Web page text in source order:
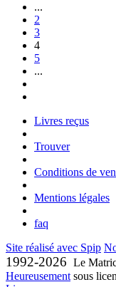
...
2
3
4
5
...
Livres reçus
Trouver
Conditions de
Mentions légales
faq
Site réalisé avec Spip
1992-2026 Le
Heureusementsous